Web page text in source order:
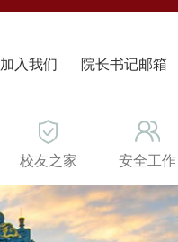
加入我们 院长书记邮箱
校友之家 安全工作